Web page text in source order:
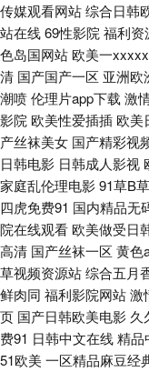
午夜诱惑av 91夫妻看篇
网址 日韩欧美群P 午夜
色 韩日无码片 日韩H小电
天堂 午夜少妇片 91熟女
网站 91视频w 欧美AA大
久久www 国产乱乱一区
频 超碰大神 国产性爱第
人写真福利网 韩日一本
传媒观看网站综合日韩
站在线69性影院 福利资
色岛国网站 欧美一xxxxx
清 国产国产一区 亚洲欧
潮喷伦理片app下载 激
影院 欧美性爱插插 欧美
产丝袜美女 国产精彩视
日韩电影 日韩成人影视
家庭乱伦理电影91草B
四虎免费91 国内精品无
院在线观看 欧美做受日
高清 国产丝袜一区 黄色
草视频资源站综合五月
鲜肉同 福利影院网站激
页 国产日韩欧美电影 久
费91 日韩中文在线精品
51欧美一区精品麻豆经